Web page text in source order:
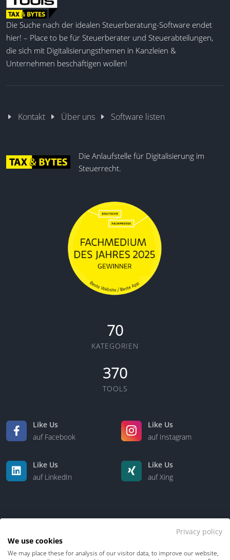
Die Suche nach der idealen Steuerberatung-Software endet
hier! – Place to be für Steuerberater und Steuerabteilungen,
die sich mit Digitalisierungsthemen in Kanzleien &
Unternehmen beschäftigen wollen!
Kontakt Über uns Software listen
Die Anlaufstelle für Digitalisierung im
Steuerrecht.
70
KATEGORIEN
370
TOOLS
Like Us
auf Facebook
Like Us
auf Instagram
Like Us
auf LinkedIn
Like Us
auf Xing
Kontakt Über uns
Privacy policy
We use cookies
We may place these for analysis of our visitor data, to improve our website,